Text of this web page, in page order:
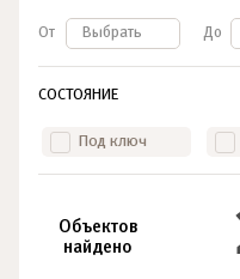
От Выбрать До
СОСТОЯНИЕ
Под ключ
Объектов
найдено